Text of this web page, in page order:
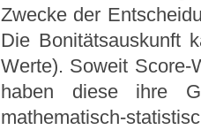
Zwecke der
Die Bonitätsauskunft
Werte). Soweit Score-
haben diese ihre
mathematisch-